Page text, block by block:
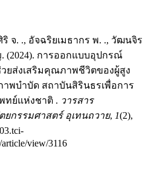
ริ จ. ., อัจฉริยเมธากร พ. ., วัฒนจิร
(2024). การออกแบบอุปกรณ์
ยส่งเสริมคุณภาพชีวิตของผู้สูง
พบำบัด สถาบันสิรินธรเพื่อการ
ทย์แห่งชาติ . วารสาร
กรรมศาสตร์ อุเทนถวาย, 1(2),
view/3116